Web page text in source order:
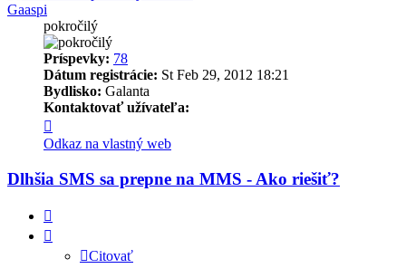
Gaaspi
pokročilý
Príspevky: 78
Dátum registrácie: St Feb 29, 2012 18:21
Bydlisko: Galanta
Kontaktovať užívateľa:
informácie
užívateľa
Gaaspi
Odkaz na vlastný web
Dlhšia SMS sa prepne na MMS - Ako riešiť?
Citovať